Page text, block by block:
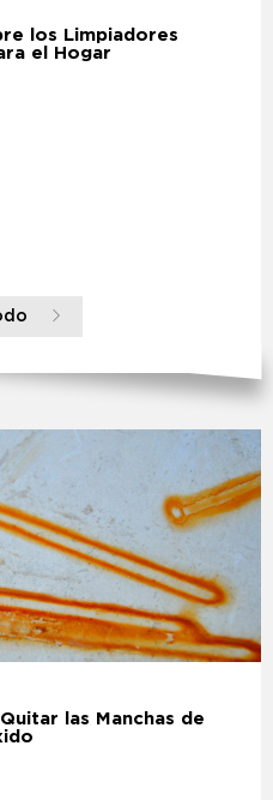
los Limpiadores
el Hogar
las Manchas de